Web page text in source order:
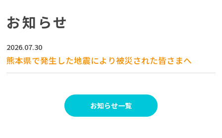
お知らせ
2026.07.30
熊本県で発生した地震により被災された皆さまへ
お知らせ一覧